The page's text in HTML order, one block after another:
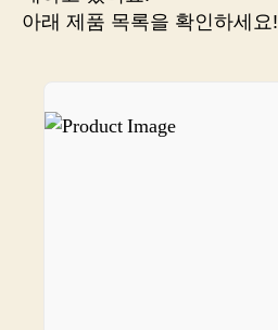
아래 제품 목록을 확인하세요!